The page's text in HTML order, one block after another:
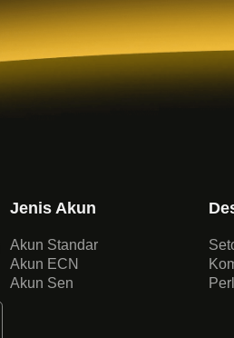
Jenis Akun
Akun Standar
Akun ECN
Akun Sen